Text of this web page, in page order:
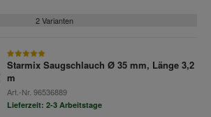
2 Varianten
Starmix Saugschlauch Ø 35 mm, Länge 3,2
m
Art.-Nr. 96536889
Lieferzeit: 2-3 Arbeitstage